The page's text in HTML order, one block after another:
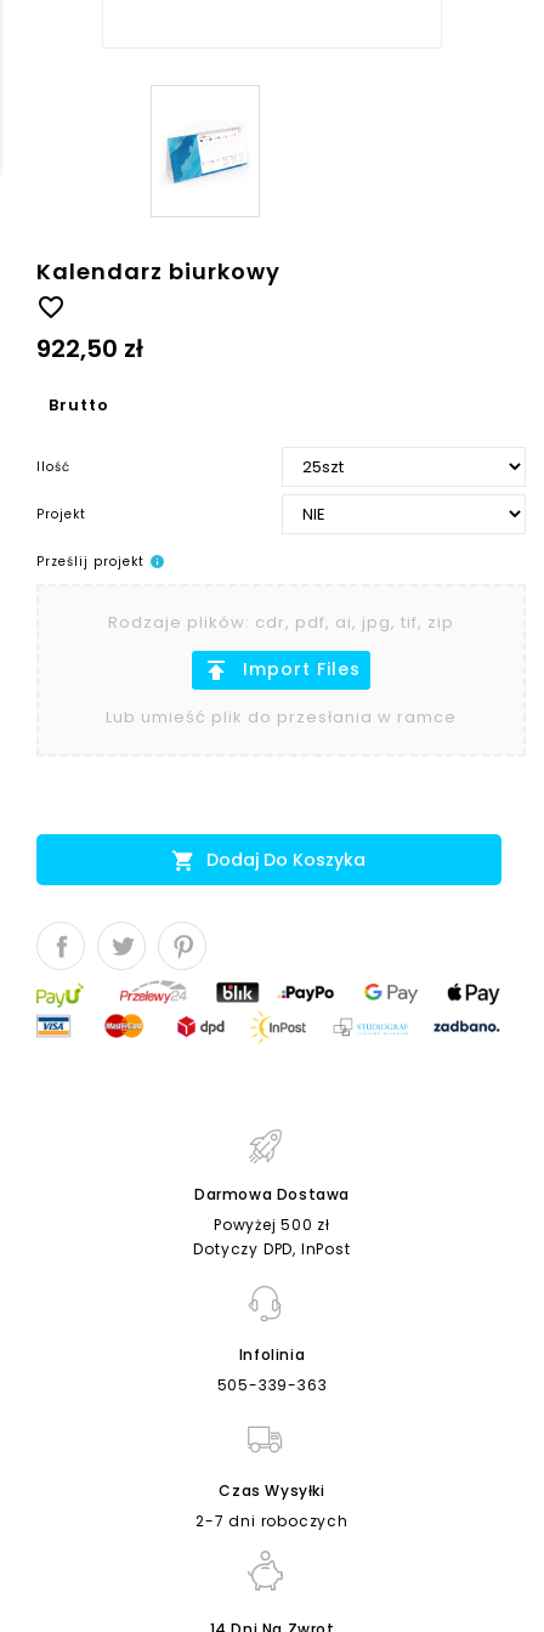
Kalendarz biurkowy
favorite_border
922,50 zł
Brutto
Ilość
Projekt
Prześlij projekt info
Rodzaje plików: cdr, pdf, ai, jpg, tif, zip
publish Import Files
Lub umieść plik do przesłania w ramce
 Dodaj Do Koszyka
Darmowa Dostawa
Powyżej 500 zł
Dotyczy DPD, InPost
Infolinia
505-339-363
Czas Wysyłki
2-7 dni roboczych